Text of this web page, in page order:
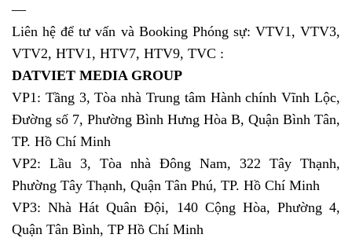
—
Liên hệ để tư vấn và Booking Phóng sự: VTV1, VTV3,
VTV2, HTV1, HTV7, HTV9, TVC :
DATVIET MEDIA GROUP
VP1: Tầng 3, Tòa nhà Trung tâm Hành chính Vĩnh Lộc,
Đường số 7, Phường Bình Hưng Hòa B, Quận Bình Tân,
TP. Hồ Chí Minh
VP2: Lầu 3, Tòa nhà Đông Nam, 322 Tây Thạnh,
Phường Tây Thạnh, Quận Tân Phú, TP. Hồ Chí Minh
VP3: Nhà Hát Quân Đội, 140 Cộng Hòa, Phường 4,
Quận Tân Bình, TP Hồ Chí Minh